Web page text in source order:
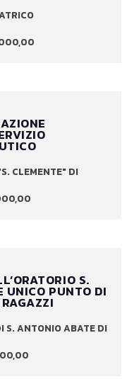
CLEMENTE" DI
S.
UNICO PUNTO DI
S. ANTONIO ABATE DI